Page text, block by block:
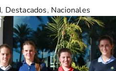
, Destacados, Nacionales